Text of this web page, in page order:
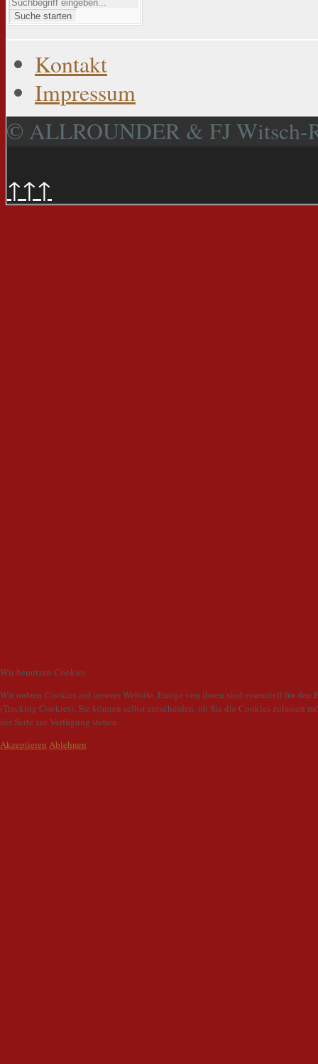
Suche starten
Kontakt
Impressum
© ALLROUNDER & FJ Witsch-
↑↑↑
Wir benutzen Cookies
Wir nutzen Cookies auf unserer Website. Einige von ihnen sind essenziell für den
(Tracking Cookies). Sie können selbst entscheiden, ob Sie die Cookies
der Seite zur Verfügung stehen.
Akzeptieren Ablehnen